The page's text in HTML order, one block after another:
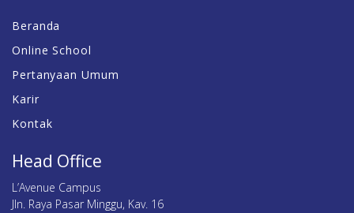
Beranda
Online School
Pertanyaan Umum
Karir
Kontak
Head Office
L’Avenue Campus
Jln. Raya Pasar Minggu, Kav. 16